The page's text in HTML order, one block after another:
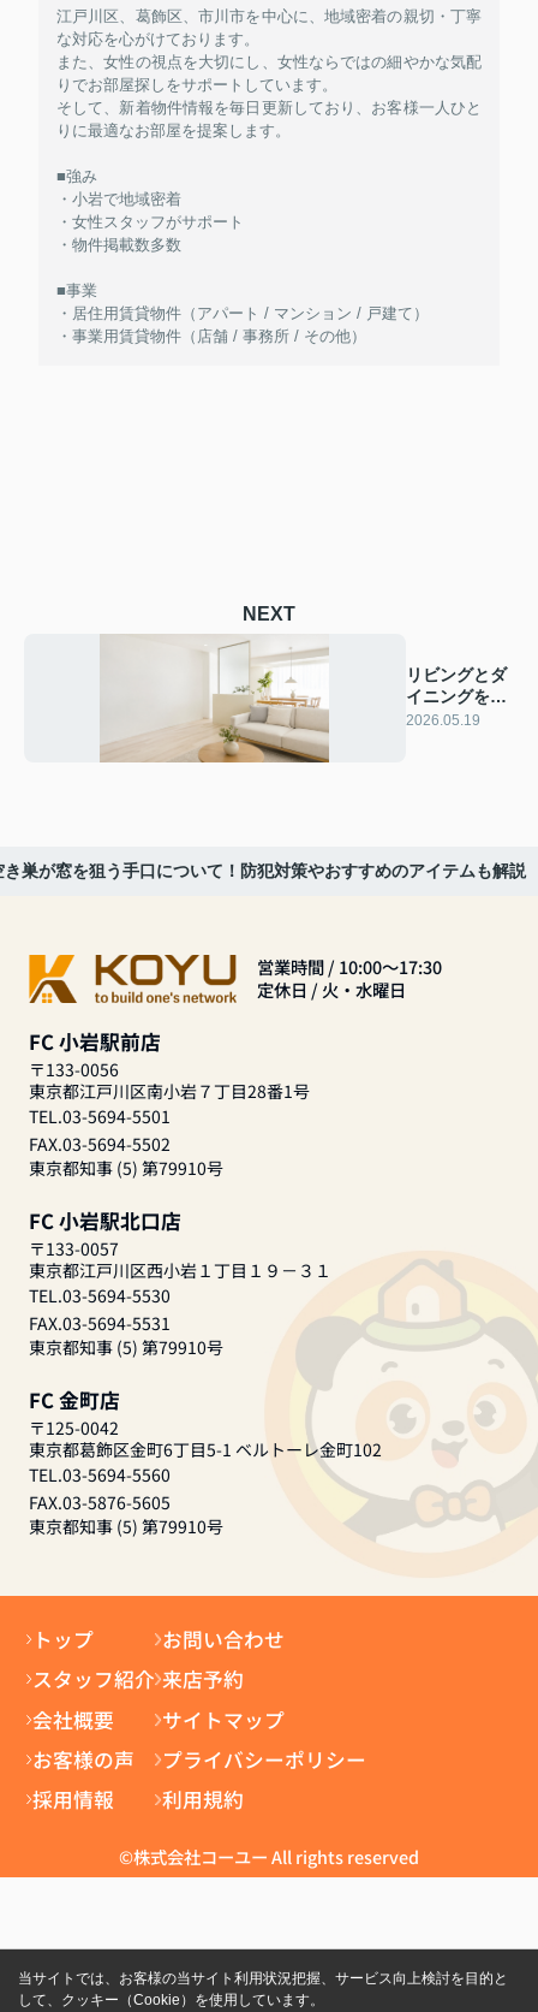
江戸川区、葛飾区、市川市を中心に、地域密着の親切・丁寧
な対応を心がけております。
また、女性の視点を大切にし、女性ならではの細やかな気配
りでお部屋探しをサポートしています。
そして、新着物件情報を毎日更新しており、お客様一人ひと
りに最適なお部屋を提案します。
■強み
・小岩で地域密着
・女性スタッフがサポート
・物件掲載数多数
■事業
・居住用賃貸物件（アパート / マンション / 戸建て）
・事業用賃貸物件（店舗 / 事務所 / その他）
NEXT
リビングとダ
イニングを仕
切りで分ける
2026.05.19
き巣が窓を狙う手口について！防犯対策やおすすめのアイテムも解説
営業時間 / 10:00～17:30
定休日 / 火・水曜日
FC 小岩駅前店
〒133-0056
東京都江戸川区南小岩７丁目28番1号
TEL.03-5694-5501
FAX.03-5694-5502
東京都知事 (5) 第79910号
FC 小岩駅北口店
〒133-0057
東京都江戸川区西小岩１丁目１９－３１
TEL.03-5694-5530
FAX.03-5694-5531
東京都知事 (5) 第79910号
FC 金町店
〒125-0042
東京都葛飾区金町6丁目5-1 ベルトーレ金町102
TEL.03-5694-5560
FAX.03-5876-5605
東京都知事 (5) 第79910号
トップ
スタッフ紹介
会社概要
お客様の声
採用情報
お問い合わせ
来店予約
サイトマップ
プライバシーポリシー
利用規約
©株式会社コーユー All rights reserved
当サイトでは、お客様の当サイト利用状況把握、サービス向上検討を目的と
して、クッキー（Cookie）を使用しています。